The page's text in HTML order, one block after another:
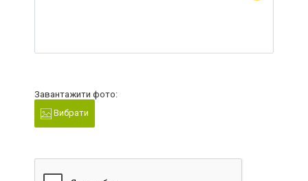
Завантажити фото:
Вибрати